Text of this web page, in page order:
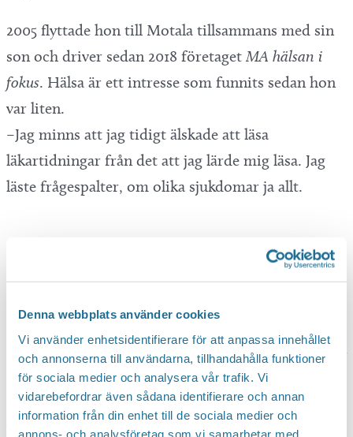
Denna webbplats använder cookies
Vi använder enhetsidentifierare för att anpassa innehållet
och annonserna till användarna, tillhandahålla funktioner
för sociala medier och analysera vår trafik. Vi
vidarebefordrar även sådana identifierare och annan
information från din enhet till de sociala medier och
annons- och analysföretag som vi samarbetar med.
2005 flyttade hon till Motala tillsammans med sin
son och driver sedan 2018 företaget MA hälsan i
fokus. Hälsa är ett intresse som funnits sedan hon
var liten.
–Jag minns att jag tidigt älskade att läsa
läkartidningar från det att jag lärde mig läsa. Jag
läste frågespalter, om olika sjukdomar ja allt.
började ta en kurs i massage och byggde sedan
vidare med kinesisk akupunktur. Idag erbjuder hon
blodanalys, ljusterapi, energimätning men även
ansiktsbehandlingar. Mycket av det som ökar
välbefinnande.